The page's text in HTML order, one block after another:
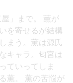
」まで。 薫が
を寄せるが結構
まう。薫は源氏
キャラ。匂宮は
ていってしま
薫。 薫の苦悩が